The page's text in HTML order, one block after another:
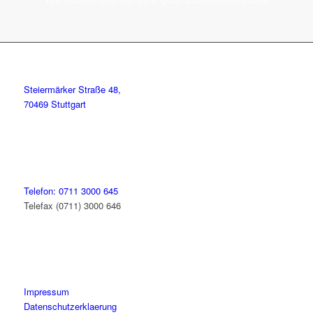
Steiermärker Straße 48,
70469 Stuttgart
Telefon: 0711 3000 645
Telefax (0711) 3000 646
Impressum
Datenschutzerklaerung